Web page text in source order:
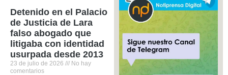
Detenido en el Palacio
de Justicia de Lara
falso abogado que
litigaba con identidad
usurpada desde 2013
23 de julio de 2026
No hay
comentarios